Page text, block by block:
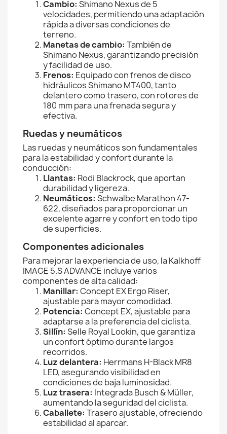
Cambio: Shimano Nexus de 5
velocidades, permitiendo una adaptación
rápida a diversas condiciones de
terreno.
Manetas de cambio: También de
Shimano Nexus, garantizando precisión
y facilidad de uso.
Frenos: Equipado con frenos de disco
hidráulicos Shimano MT400, tanto
delantero como trasero, con rotores de
180 mm para una frenada segura y
efectiva.
Ruedas y neumáticos
Las ruedas y neumáticos son fundamentales
para la estabilidad y confort durante la
conducción:
Llantas: Rodi Blackrock, que aportan
durabilidad y ligereza.
Neumáticos: Schwalbe Marathon 47-
622, diseñados para proporcionar un
excelente agarre y confort en todo tipo
de superficies.
Componentes adicionales
Para mejorar la experiencia de uso, la Kalkhoff
IMAGE 5.S ADVANCE incluye varios
componentes de alta calidad:
Manillar: Concept EX Ergo Riser,
ajustable para mayor comodidad.
Potencia: Concept EX, ajustable para
adaptarse a la preferencia del ciclista.
Sillín: Selle Royal Lookin, que garantiza
un confort óptimo durante largos
recorridos.
Luz delantera: Herrmans H-Black MR8
LED, asegurando visibilidad en
condiciones de baja luminosidad.
Luz trasera: Integrada Busch & Müller,
aumentando la seguridad del ciclista.
Caballete: Trasero ajustable, ofreciendo
estabilidad al aparcar.